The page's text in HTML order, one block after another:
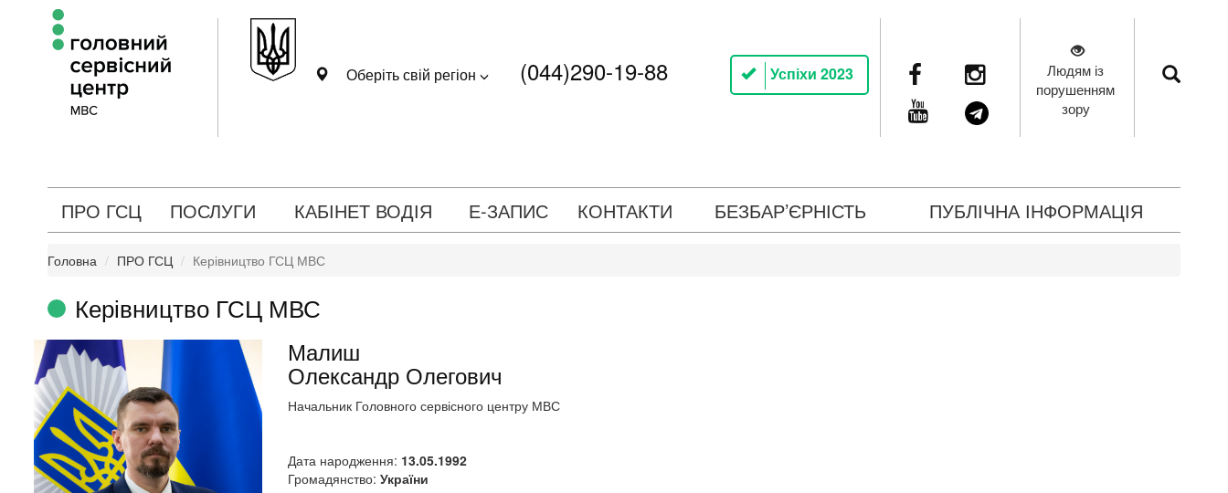
Оберіть свій регіон (044)290-19-88 Успіхи 2023
Людям із
порушенням
зору
ПРО ГСЦ ПОСЛУГИ КАБІНЕТ ВОДІЯ Е-ЗАПИС КОНТАКТИ БЕЗБАР’ЄРНІСТЬ ПУБЛІЧНА ІНФОРМАЦІЯ
Головна ПРО ГСЦ Керівництво ГСЦ МВС
Керівництво ГСЦ МВС
Малиш
Олександр Олегович
Начальник Головного сервісного центру МВС
Дата народження: 13.05.1992
Громадянство: України